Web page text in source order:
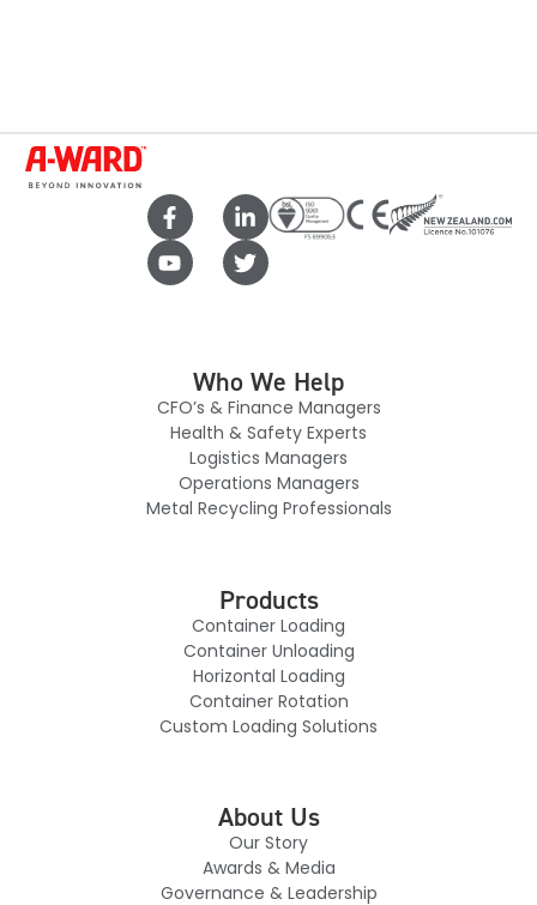
Who We Help
CFO’s & Finance Managers
Health & Safety Experts
Logistics Managers
Operations Managers
Metal Recycling Professionals
Products
Container Loading
Container Unloading
Horizontal Loading
Container Rotation
Custom Loading Solutions
About Us
Our Story
Awards & Media
Governance & Leadership